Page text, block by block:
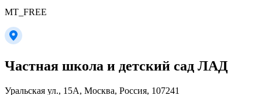
MT_FREE
Частная школа и детский сад ЛАД
Уральская ул., 15А, Москва, Россия, 107241